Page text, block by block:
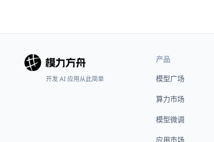
开发 AI 应用从此简单
产品
模型广场
算力市场
模型微调
应用市场